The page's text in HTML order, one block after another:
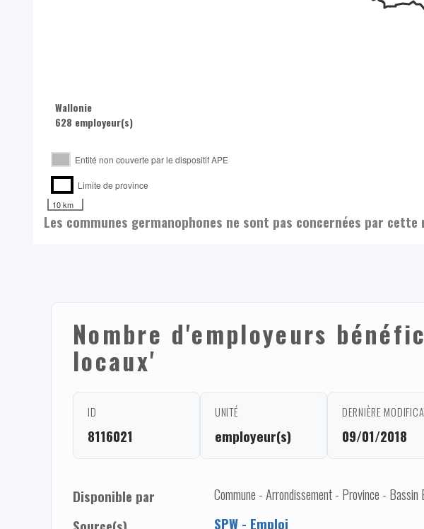
Wallonie
628 employeur(s)
Entité non couverte par le dispositif APE
Limite de province
10 km
Les communes germanophones ne sont pas concernées par
Nombre d'employeurs
locaux'
ID
8116021
UNITÉ
employeur(s)
DERNIÈRE
09/01/2018
Disponible par
Commune - Arrondissement - Province -
SPW - Emploi